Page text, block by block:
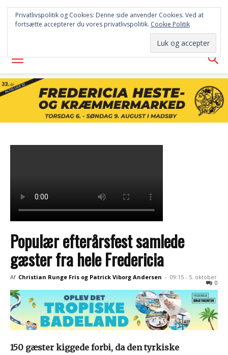
FREDERICIA
AVISEN
Populær efterårsfest samlede
gæster fra hele Fredericia
Af Christian Runge Fris og Patrick Viborg Andersen - 09:15 - 5. oktober
0
150 gæster kiggede forbi, da den tyrkiske
Privatlivspolitik og Cookies: Denne side anvender Cookies. Ved at
fortsætte accepterer du vores privatlivspolitik. Cookie Politik